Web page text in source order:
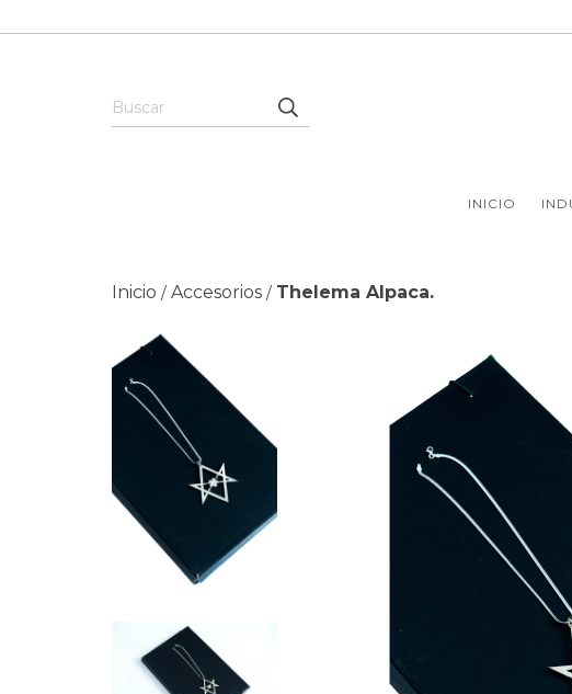
INICIO
Inicio / Accesorios / Thelema Alpaca.